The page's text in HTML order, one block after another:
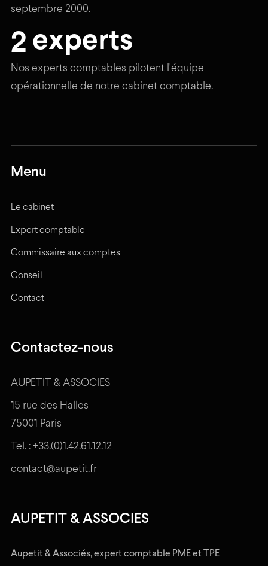
septembre 2000.
2 experts
Nos experts comptables pilotent l'équipe
opérationnelle de notre cabinet comptable.
Menu
Le cabinet
Expert comptable
Commissaire aux comptes
Conseil
Contact
Contactez-nous
AUPETIT & ASSOCIES
15 rue des Halles
75001 Paris
Tel. : +33.(0)1.42.61.12.12
contact@aupetit.fr
AUPETIT & ASSOCIES
Aupetit & Associés, expert comptable PME et TPE